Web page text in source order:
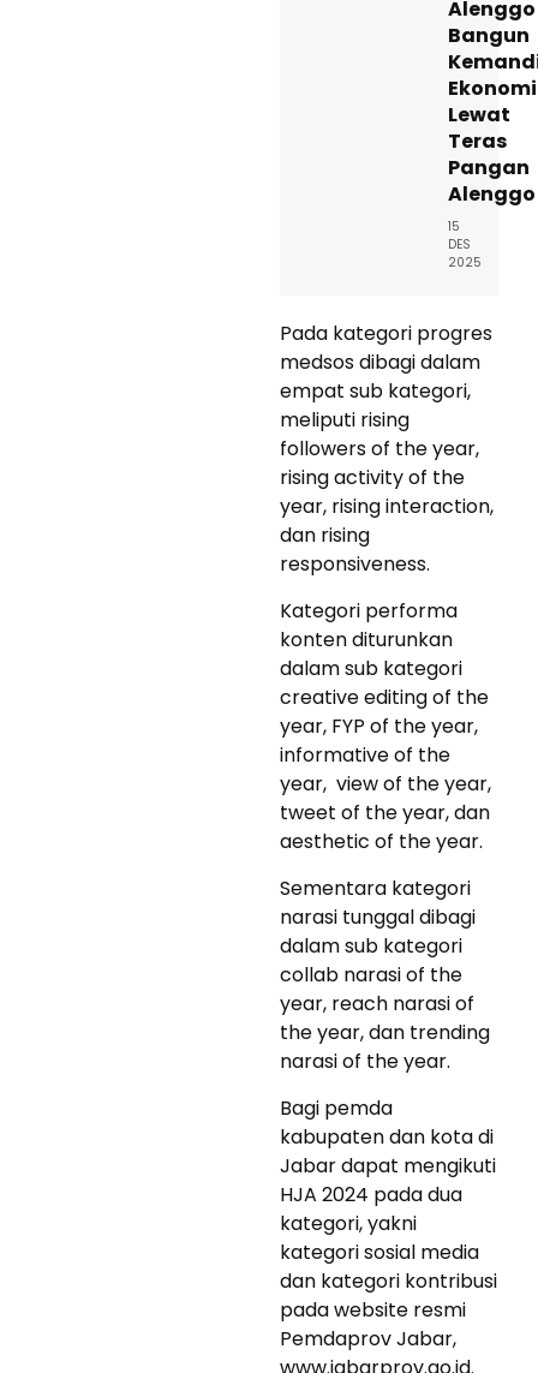
Alenggo
Bangun
Ekonomi
Lewat
Teras
Pangan
Alenggo
15
DES
2025
Pada kategori progres
medsos dibagi dalam
empat sub kategori,
meliputi rising
followers of the year,
rising activity of the
year, rising interaction,
dan rising
responsiveness.
Kategori performa
konten diturunkan
dalam sub kategori
creative editing of the
year, FYP of the year,
informative of the
year, view of the year,
tweet of the year, dan
aesthetic of the year.
Sementara kategori
narasi tunggal dibagi
dalam sub kategori
collab narasi of the
year, reach narasi of
the year, dan trending
narasi of the year.
Bagi pemda
kabupaten dan kota di
Jabar dapat mengikuti
HJA 2024 pada dua
kategori, yakni
kategori sosial media
dan kategori kontribusi
pada website resmi
Pemdaprov Jabar,
www.jabarprov.go.id.